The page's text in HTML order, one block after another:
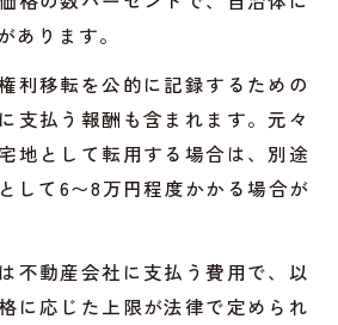
あります。
利移転を公的に記録するための
支払う報酬も含まれます。元々
地として転用する場合は、別途
して6〜8万円程度かかる場合が
不動産会社に支払う費用で、以
に応じた上限が法律で定められ